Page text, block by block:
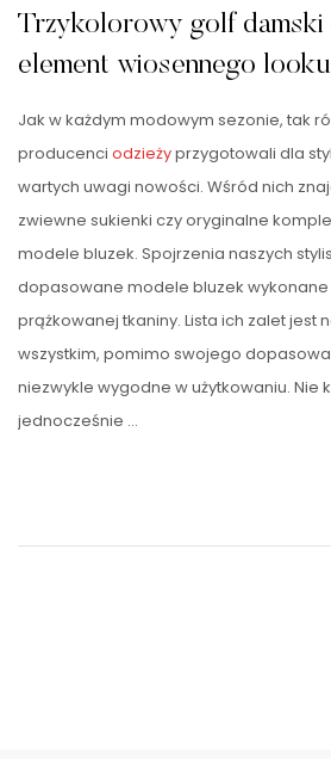
Trzykolorowy golf damski
element wiosennego looku
Jak w każdym modowym sezonie, tak
producenci odzieżyprzygotowali dla
wartych uwagi nowości. Wśród nich
zwiewne sukienki czy oryginalne
modele bluzek. Spojrzenia naszych
dopasowane modele bluzek wykonane
prążkowanej tkaniny. Lista ich zalet jest
wszystkim, pomimo swojego
niezwykle wygodne w użytkowaniu. Nie
jednocześnie …